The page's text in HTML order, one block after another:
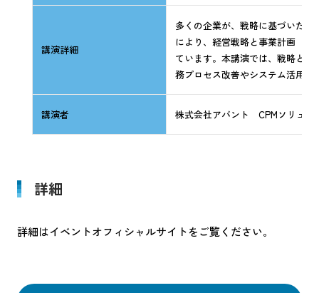
講演詳細
多くの企業が、戦略に基づいた“
により、経営戦略と事業計画（
ています。本講演では、戦略と
務プロセス改善やシステム活用
講演者 株式会社アバント CPMソリュ
詳細
詳細はイベントオフィシャルサイトをご覧ください。